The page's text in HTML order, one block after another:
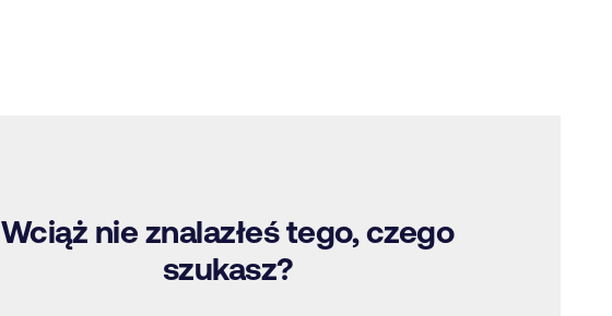
Wciąż nie znalazłeś tego, czego
szukasz?